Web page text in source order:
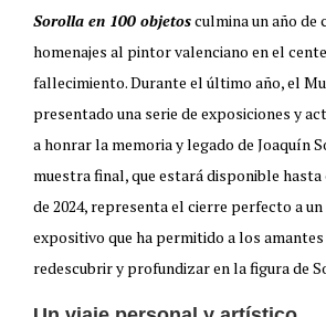
Sorolla en 100 objetosculmina un año de
homenajes al pintor valenciano en el
fallecimiento. Durante el último año, el
presentado una serie de exposiciones y
a honrar la memoria y legado de Joaquín
muestra final, que estará disponible hasta
de 2024, representa el cierre perfecto a
expositivo que ha permitido a los
redescubrir y profundizar en la figura de